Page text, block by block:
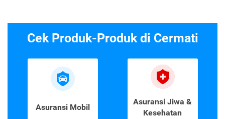
Cek Produk-Produk di Cermati
Asuransi Mobil
Asuransi Jiwa &
Kesehatan